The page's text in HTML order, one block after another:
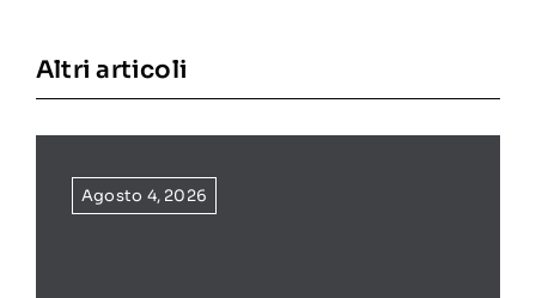
Altri articoli
Agosto 4, 2026